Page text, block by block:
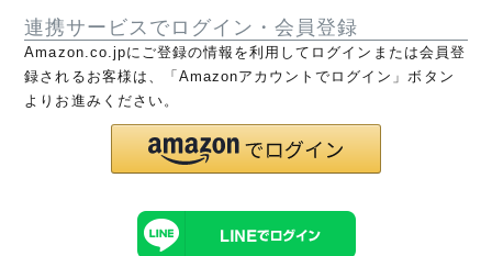
連携サービスでログイン・会員登録
Amazon.co.jpにご登録の情報を利用してログインまたは会員登
録されるお客様は、「Amazonアカウントでログイン」ボタン
よりお進みください。